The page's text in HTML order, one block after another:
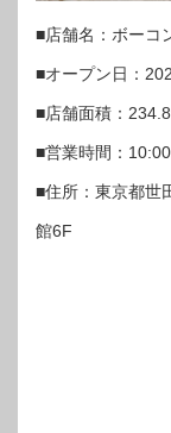
■店舗名：ボーコ
■オープン日：
■店舗面積：
■営業時間：
■住所：東京都世
館6F